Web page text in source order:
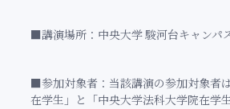
■講演場所：中央大学 駿河台キャンパ
■参加対象者：当該講演の参加対象者
在学生」と「中央大学法科大学院在学